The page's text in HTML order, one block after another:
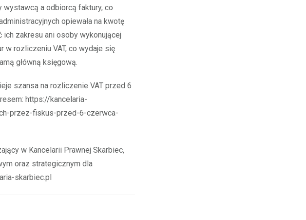
wystawcą a odbiorcą faktury, co
opiewała na kwotę
ich zakresu ani osoby wykonującej
w rozliczeniu VAT, co wydaje się
główną księgową.
szansa na rozliczenie VAT przed 6
https://kancelaria-
przez-fiskus-przed-6-czerwca-
w Kancelarii Prawnej Skarbiec,
oraz strategicznym dla
skarbiec.pl